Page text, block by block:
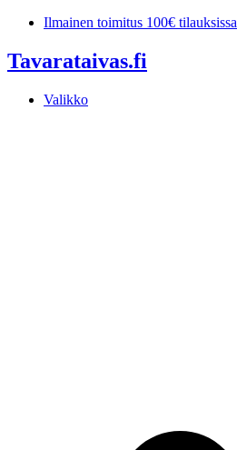
Mene
Ilmainen toimitus 100€ tilauksissa
Tavarataivas.fi
Valikko